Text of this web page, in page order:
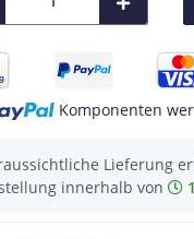
Komponenten
Lieferung
innerhalb von